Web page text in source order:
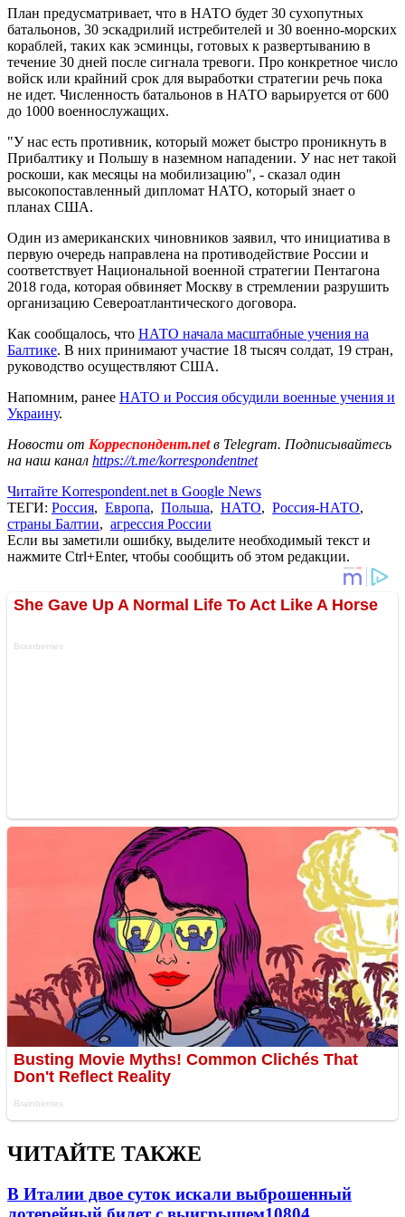
План предусматривает, что в НАТО будет 30 сухопутных
батальонов, 30 эскадрилий истребителей и 30 военно-морских
кораблей, таких как эсминцы, готовых к развертыванию в
течение 30 дней после сигнала тревоги. Про конкретное число
войск или крайний срок для выработки стратегии речь пока
не идет. Численность батальонов в НАТО варьируется от 600
до 1000 военнослужащих.
"У нас есть противник, который может быстро проникнуть в
Прибалтику и Польшу в наземном нападении. У нас нет такой
роскоши, как месяцы на мобилизацию", - сказал один
высокопоставленный дипломат НАТО, который знает о
планах США.
Один из американских чиновников заявил, что инициатива в
первую очередь направлена на противодействие России и
соответствует Национальной военной стратегии Пентагона
2018 года, которая обвиняет Москву в стремлении разрушить
организацию Североатлантического договора.
Как сообщалось, что НАТО начала масштабные учения на
Балтике. В них принимают участие 18 тысяч солдат, 19 стран,
руководство осуществляют США.
Напомним, ранее НАТО и Россия обсудили военные учения и
Украину.
Новости от Корреспондент.netв Telegram. Подписывайтесь
на наш канал https://t.me/korrespondentnet
Читайте Korrespondent.net в Google News
ТЕГИ: Россия, Европа, Польша, НАТО, Россия-НАТО,
страны Балтии, агрессия России
Если вы заметили ошибку, выделите необходимый текст и
нажмите Ctrl+Enter, чтобы сообщить об этом редакции.
ЧИТАЙТЕ ТАКЖЕ
В Италии двое суток искали выброшенный